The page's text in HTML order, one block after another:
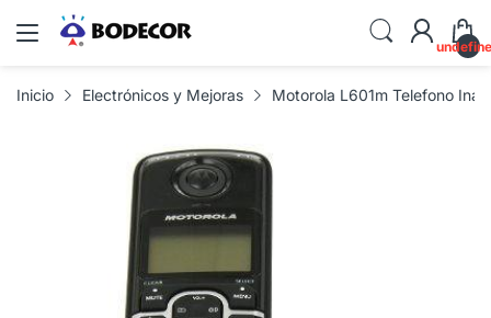
Inicio Electrónicos y Mejoras Motorola L601m Telefono